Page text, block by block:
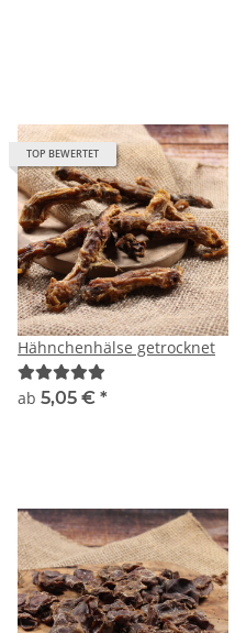
TOP BEWERTET
Hähnchenhälse getrocknet
ab 5,05 € *